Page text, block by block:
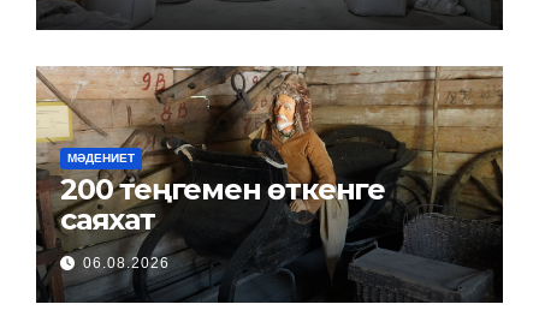
МӘДЕНИЕТ
200 теңгемен өткенге
саяхат
06.08.2026